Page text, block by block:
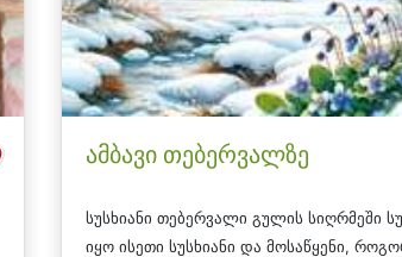
ამბავი თებერვალზე
სუსხიანი თებერვალი გულის სიღრმეში
იყო ისეთი სუსხიანი და მოსაწყენი,